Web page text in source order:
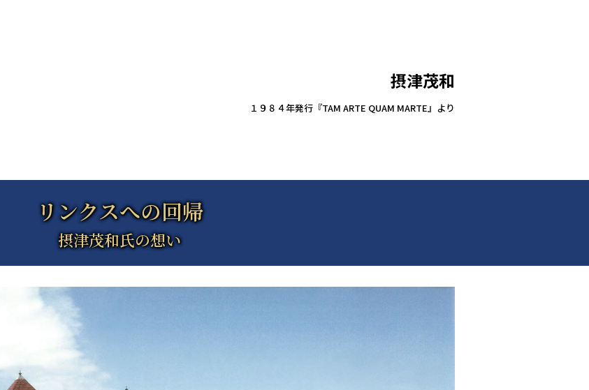
摂津茂和
１９８４年発行『TAM ARTE QUAM MARTE』より
リンクスへの回帰
摂津茂和氏の想い